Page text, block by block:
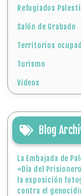
Refugiados
Salón de Grabado
Territorios
Turismo
Videos
Blog
La Embajada de
«Día del
la exposición
contra el